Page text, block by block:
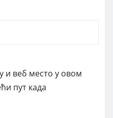
и веб место у овом
пут када